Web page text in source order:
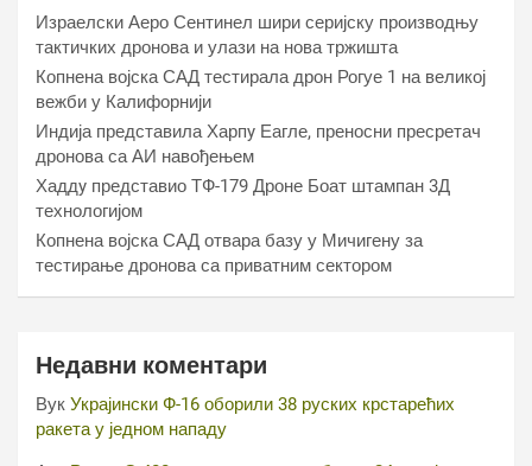
Израелски Аеро Сентинел шири серијску производњу
тактичких дронова и улази на нова тржишта
Копнена војска САД тестирала дрон Рогуе 1 на великој
вежби у Калифорнији
Индија представила Харпy Еагле, преносни пресретач
дронова са АИ навођењем
Хаддy представио ТФ-179 Дроне Боат штампан 3Д
технологијом
Копнена војска САД отвара базу у Мичигену за
тестирање дронова са приватним сектором
Недавни коментари
Вук Украјински Ф-16 оборили 38 руских крстарећих
ракета у једном нападу